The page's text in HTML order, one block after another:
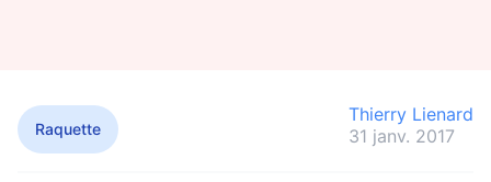
Raquette
Thierry Lienard
31 janv. 2017